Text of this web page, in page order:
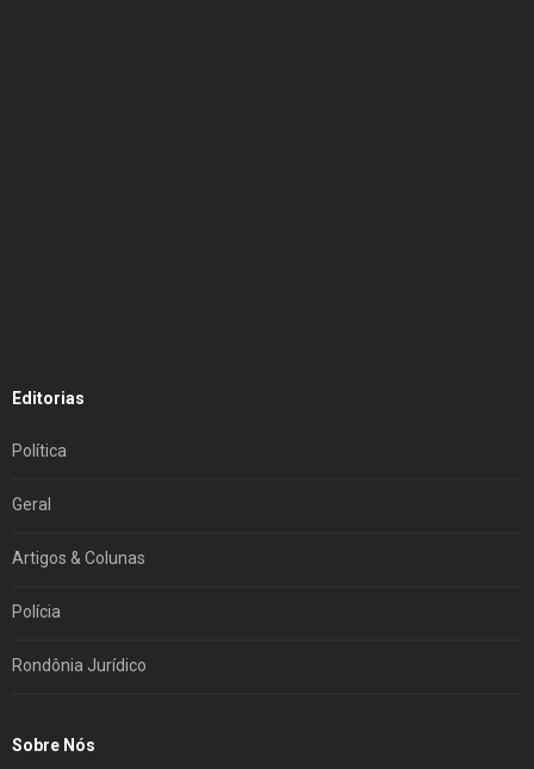
Editorias
Política
Geral
Artigos & Colunas
Polícia
Rondônia Jurídico
Sobre Nós